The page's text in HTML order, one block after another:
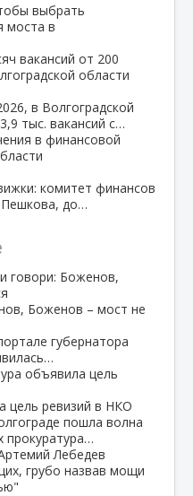
выбрать
моста в
вакансий от 200
области
в Волгоградской
тыс. вакансий с…
в финансовой
комитет финансов
Пешкова, до…
говори: Боженов,
губернатора
объявила цель
пошла волна
прокуратура…
Лебедев
грубо назвав мощи